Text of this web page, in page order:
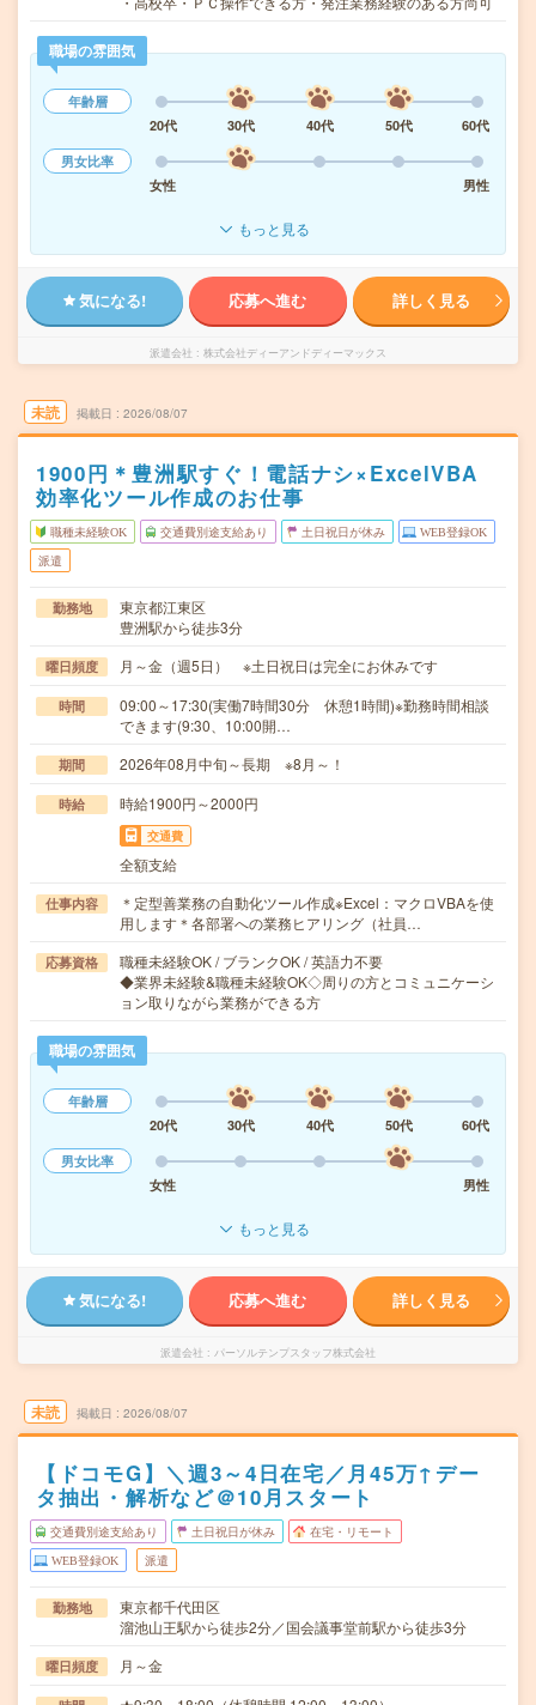
職場の雰囲気
年齢層
20代
30代 40代 50代
60代
男女比率
女性
男性
もっと見る
気になる! 応募へ進む 詳しく見る
派遣会社 株式会社ディーアンドディーマックス
未読 掲載日 2026/08/07
1900円＊豊洲駅すぐ！電話ナシ×ExcelVBA
効率化ツール作成のお仕事
職種未経験OK 交通費別途支給あり 土日祝日が休み WEB登録OK
派遣
勤務地
東京都江東区
豊洲駅から徒歩3分
曜日頻度 月～金（週5日） ※土日祝日は完全にお休みです
時間
09:00～17:30(実働7時間30分 休憩1時間)※勤務時間相談
できます(9:30、10:00開…
期間 2026年08月中旬～長期 ※8月～！
時給 時給1900円～2000円
交通費
全額支給
仕事内容
＊定型善業務の自動化ツール作成※Excel：マクロVBAを使
用します＊各部署への業務ヒアリング（社員…
応募資格
職種未経験OK / ブランクOK / 英語力不要
◆業界未経験&職種未経験OK◇周りの方とコミュニケーシ
ョン取りながら業務ができる方
職場の雰囲気
年齢層
20代
30代 40代 50代
60代
男女比率
女性
男性
もっと見る
気になる! 応募へ進む 詳しく見る
派遣会社 パーソルテンプスタッフ株式会社
未読 掲載日 2026/08/07
【ドコモG】＼週3～4日在宅／月45万↑デー
タ抽出・解析など＠10月スタート
交通費別途支給あり 土日祝日が休み 在宅・リモート
WEB登録OK 派遣
勤務地
東京都千代田区
溜池山王駅から徒歩2分／国会議事堂前駅から徒歩3分
曜日頻度 月～金